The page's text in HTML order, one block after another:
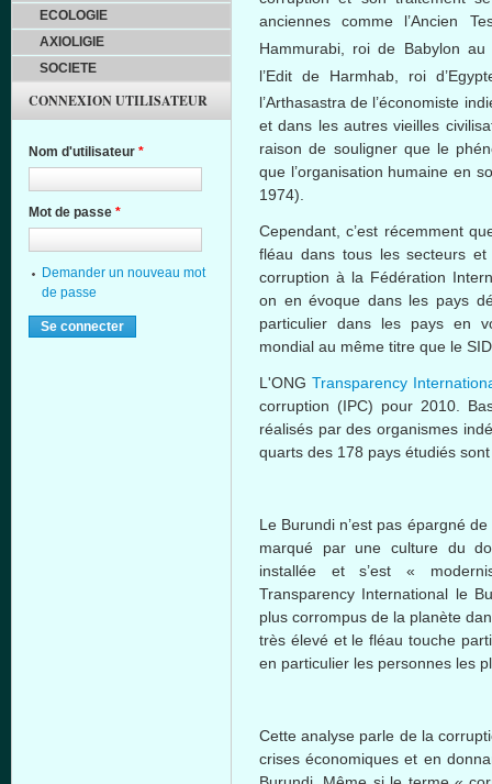
anciennes
comme l’Ancien
Hammurabi, roi de Babylon
l’Edit de Harmhab, roi
l’Arthasastra de l’économiste
etdans les autres vieilles
raison de souligner que le
que l’organisation humaine en
1974).
Cependant ,c’est récemment
fléau dans touslessecteurs
corruption à la Fédération
on enévoque dansles pays
particulier dansles pays en
mondial au même titre que le
L'ONG Transparency
corruption (IPC) pour 2010.
réalisés par desorganismes
quarts des 178 pays étudiés sont
Le Burundi n’est pas épargnéde
marqué par une culture du
installée ets’est «
Transparency International le
plus corrompus de la planète
très élevéet lefléau touche
en particulier les personnes les
Cette analyse parle de la
criseséconomiques et en
ECOLOGIE
AXIOLIGIE
SOCIETE
CONNEXION UTILISATEUR
Nom d'utilisateur *
Mot de passe *
Demander un nouveau mot
de passe